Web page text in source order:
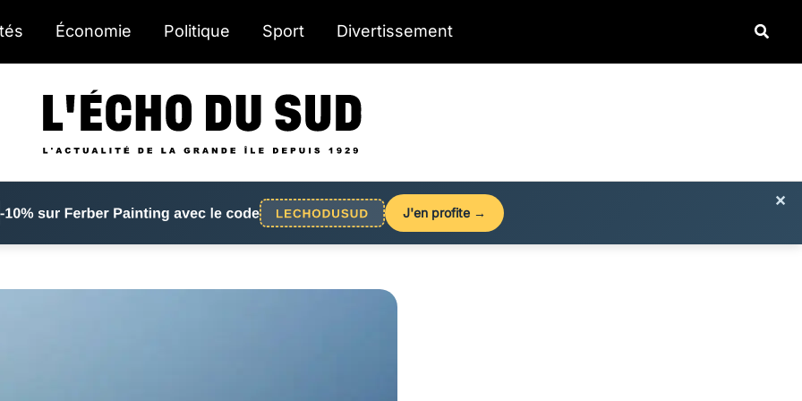
Économie Politique Sport Divertissement
×
J'en profite →